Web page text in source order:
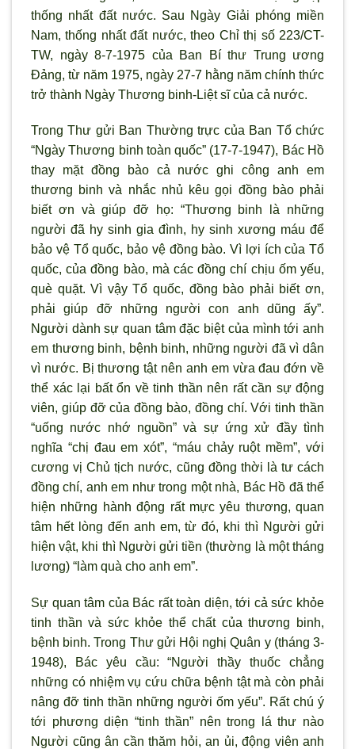
thống nhất đất nước. Sau Ngày Giải phóng miền
Nam, thống nhất đất nước, theo Chỉ thị số 223/CT-
TW, ngày 8-7-1975 của Ban Bí thư Trung ương
Đảng, từ năm 1975, ngày 27-7 hằng năm chính thức
trở thành Ngày Thương binh-Liệt sĩ của cả nước.
Trong Thư gửi Ban Thường trực của Ban Tổ chức
“Ngày Thương binh toàn quốc” (17-7-1947), Bác Hồ
thay mặt đồng bào cả nước ghi công anh em
thương binh và nhắc nhủ kêu gọi đồng bào phải
biết ơn và giúp đỡ họ: “Thương binh là những
người đã hy sinh gia đình, hy sinh xương máu để
bảo vệ Tổ quốc, bảo vệ đồng bào. Vì lợi ích của Tổ
quốc, của đồng bào, mà các đồng chí chịu ốm yếu,
què quặt. Vì vậy Tổ quốc, đồng bào phải biết ơn,
phải giúp đỡ những người con anh dũng ấy”.
Người dành sự quan tâm đặc biệt của mình tới anh
em thương binh, bệnh binh, những người đã vì dân
vì nước. Bị thương tật nên anh em vừa đau đớn về
thể xác lại bất ổn về tinh thần nên rất cần sự động
viên, giúp đỡ của đồng bào, đồng chí. Với tinh thần
“uống nước nhớ nguồn” và sự ứng xử đầy tình
nghĩa “chị đau em xót”, “máu chảy ruột mềm”, với
cương vị Chủ tịch nước, cũng đồng thời là tư cách
đồng chí, anh em như trong một nhà, Bác Hồ đã thể
hiện những hành động rất mực yêu thương, quan
tâm hết lòng đến anh em, từ đó, khi thì Người gửi
hiện vật, khi thì Người gửi tiền (thường là một tháng
lương) “làm quà cho anh em”.
Sự quan tâm của Bác rất toàn diện, tới cả sức khỏe
tinh thần và sức khỏe thể chất của thương binh,
bệnh binh. Trong Thư gửi Hội nghị Quân y (tháng 3-
1948), Bác yêu cầu: “Người thầy thuốc chẳng
những có nhiệm vụ cứu chữa bệnh tật mà còn phải
nâng đỡ tinh thần những người ốm yếu”. Rất chú ý
tới phương diện “tinh thần” nên trong lá thư nào
Người cũng ân cần thăm hỏi, an ủi, động viên anh